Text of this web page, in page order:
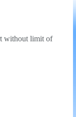
without limit of